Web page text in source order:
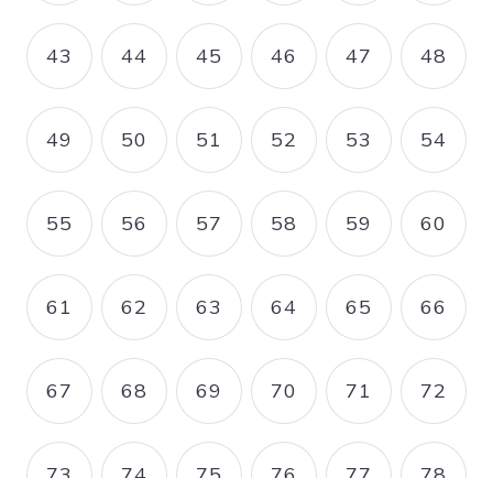
PAGE
43 PAGE
44 PAGE
45 PAGE
46 PAGE
47 PAGE
48
PAGE
49 PAGE
50 PAGE
51 PAGE
52 PAGE
53 PAGE
54
PAGE
55 PAGE
56 PAGE
57 PAGE
58 PAGE
59 PAGE
60
PAGE
61 PAGE
62 PAGE
63 PAGE
64 PAGE
65 PAGE
66
PAGE
67 PAGE
68 PAGE
69 PAGE
70 PAGE
71 PAGE
72